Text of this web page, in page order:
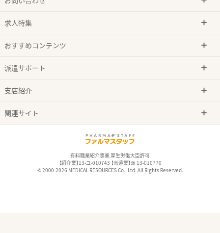
求人特集
おすすめコンテンツ
派遣サポート
支店紹介
関連サイト
有料職業紹介事業 厚生労働大臣許可
【紹介業】13-ユ-010743 【派遣業】派 13-010770
© 2000-2026 MEDICAL RESOURCES Co., Ltd. All Rights Reserved.